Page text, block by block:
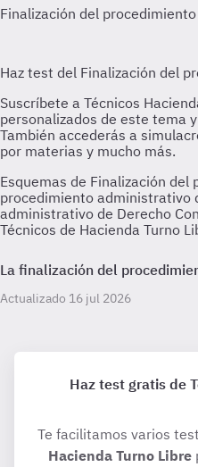
Esquemas de Finalización del
procedimiento administrativo
administrativo de Derecho
Técnicos de Hacienda Turno
La finalización del
Actualizado 16 jul 2026
Haz test gratis de
Te facilitamos varios
Hacienda Turno Libre